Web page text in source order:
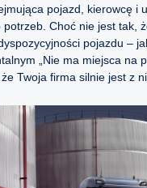
pojazd, kierowcę i
Choć nie jest tak,
pojazdu –
„Nie ma miejsca na
Twoja firma silnie jest z